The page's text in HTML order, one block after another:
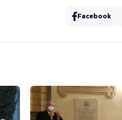
Facebook